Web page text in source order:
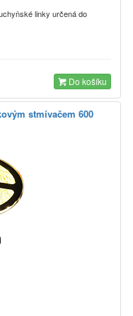
linky určená do
Do košíku
stmívačem 600